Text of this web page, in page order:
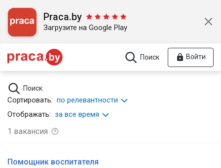
Praca.by
Загрузите на Google Play
Поиск Войти
Поиск
Сортировать: по релевантности
Отображать: за все время
1 вакансия
Помощник воспитателя